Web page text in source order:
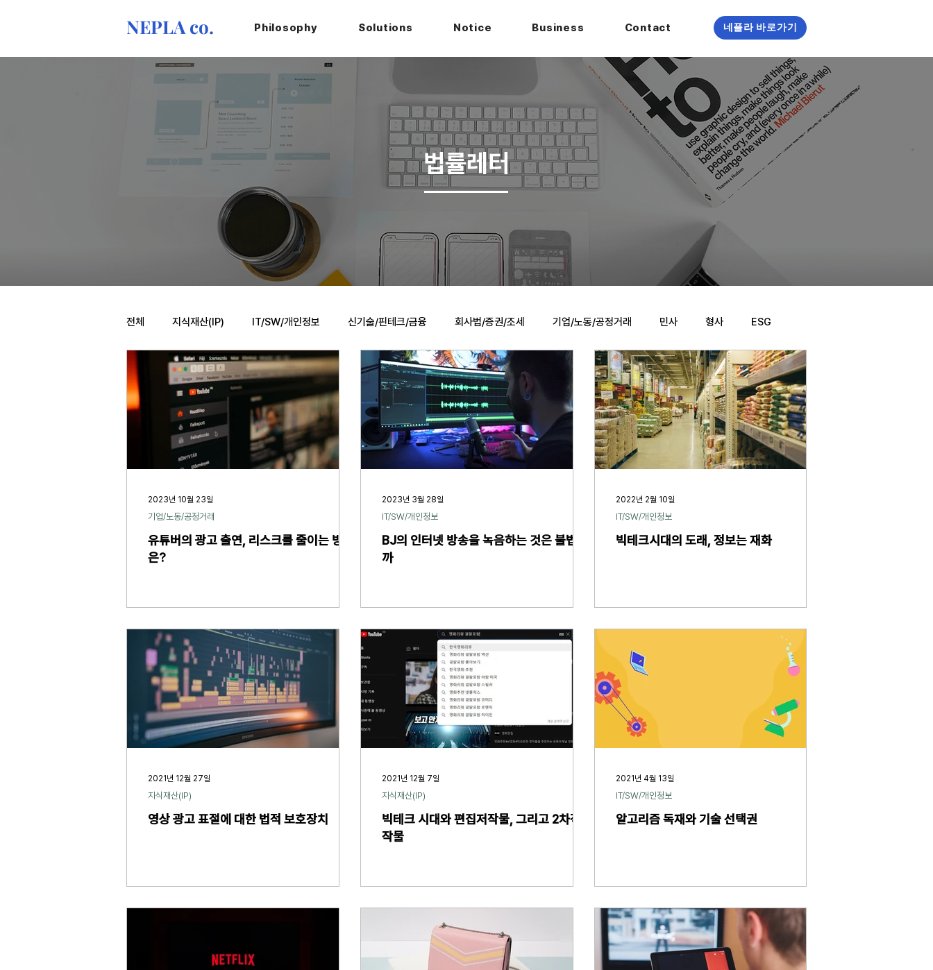
NEPLA co. Philosophy Solutions Notice Business Contact 네플라 바로가기
법률레터
전체 지식재산(IP) IT/SW/개인정보 신기술/핀테크/금융 회사법/증권/조세 기업/노동/공정거래 민사 형사 ESG
법률레터 오늘의위키 헌법 법률행사 법률QnA 2025 대선 한눈에 복지/건강
유튜버의 광고 출연, 리스크를 줄이는 방법
은?
기업/노동/공정거래
2023년 10월 23일
BJ의 인터넷 방송을 녹음하는 것은 불법일
까
IT/SW/개인정보
2023년 3월 28일
빅테크시대의 도래, 정보는 재화
IT/SW/개인정보
2022년 2월 10일
영상 광고 표절에 대한 법적 보호장치
지식재산(IP)
2021년 12월 27일
빅테크 시대와 편집저작물, 그리고 2차적저
작물
지식재산(IP)
2021년 12월 7일
알고리즘 독재와 기술 선택권
IT/SW/개인정보
2021년 4월 13일